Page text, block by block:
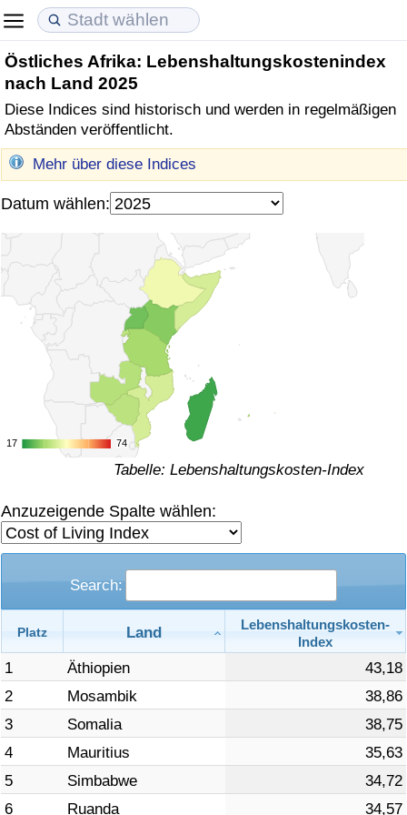
Östliches Afrika: Lebenshaltungskostenindex
nach Land 2025
Diese Indices sind historisch und werden in regelmäßigen
Abständen veröffentlicht.
Mehr über diese Indices
Datum wählen:
17
17 74
74
Tabelle: Lebenshaltungskosten-Index
Anzuzeigende Spalte wählen:
Search:
Platz Land
Lebenshaltungskosten-
Index
1 Äthiopien
43,18
2
Mosambik
38,86
3
Somalia
38,75
4
Mauritius
35,63
5
Simbabwe
34,72
6
Ruanda 34,57
Lebenshaltungskosten
Lebenshaltungskosten-Index (aktuell)
Lebenshaltungskosten-Index
Lebenshaltungskosten-Index nach Land
in Akaba
Immobilienpreise
Immobilienpreis-Index (aktuell)
Immobilienpreis-Index
Immobilienpreis-Index nach Land
Lebensqualität
Lebensqualität-Index
Lebensqualität-Index (aktuell)
Lebensqualitätsindex nach Land
Kriminalität
Kriminalitäts-Index (aktuell)
Kriminalitäts-Index
Kriminalitätsindex nach Land
Gesundheitsversorgung
Gesundheitsversorgungs-Index
Gesundheitsversorgungs-Index nach Land
Umweltverschmutzung
Umweltverschmutzungs-Index (aktuell)
Verschmutzungsindex
Umweltverschmutzungs-Index nach Land
Verkehr